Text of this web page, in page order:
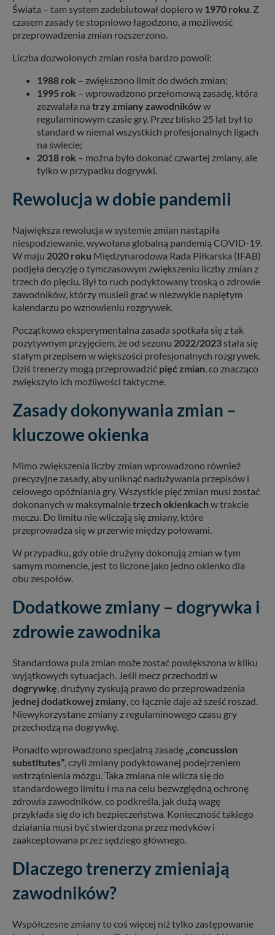
Świata – tam system zadebiutował dopiero w 1970 roku. Z
czasem zasady te stopniowo łagodzono, a możliwość
przeprowadzenia zmian rozszerzono.
Liczba dozwolonych zmian rosła bardzo powoli:
1988 rok – zwiększono limit do dwóch zmian;
1995 rok – wprowadzono przełomową zasadę, która
zezwalała na trzy zmiany zawodnikóww
regulaminowym czasie gry. Przez blisko 25 lat był to
standard w niemal wszystkich profesjonalnych ligach
na świecie;
2018 rok – można było dokonać czwartej zmiany, ale
tylko w przypadku dogrywki.
Rewolucja w dobie pandemii
Największa rewolucja w systemie zmian nastąpiła
niespodziewanie, wywołana globalną pandemią COVID-19.
W maju 2020 roku Międzynarodowa Rada Piłkarska (IFAB)
podjęła decyzję o tymczasowym zwiększeniu liczby zmian z
trzech do pięciu. Był to ruch podyktowany troską o zdrowie
zawodników, którzy musieli grać w niezwykle napiętym
kalendarzu po wznowieniu rozgrywek.
Początkowo eksperymentalna zasada spotkała się z tak
pozytywnym przyjęciem, że od sezonu 2022/2023 stała się
stałym przepisem w większości profesjonalnych rozgrywek.
Dziś trenerzy mogą przeprowadzić pięć zmian, co znacząco
zwiększyło ich możliwości taktyczne.
Zasady dokonywania zmian –
kluczowe okienka
Mimo zwiększenia liczby zmian wprowadzono również
precyzyjne zasady, aby uniknąć nadużywania przepisów i
celowego opóźniania gry. Wszystkie pięć zmian musi zostać
dokonanych w maksymalnietrzech okienkach w trakcie
meczu. Do limitu nie wliczają się zmiany, które
przeprowadza się w przerwie między połowami.
W przypadku, gdy obie drużyny dokonują zmian w tym
samym momencie, jest to liczone jako jedno okienko dla
obu zespołów.
Dodatkowe zmiany – dogrywka i
zdrowie zawodnika
Standardowa pula zmian może zostać powiększona w kilku
wyjątkowych sytuacjach. Jeśli mecz przechodzi w
dogrywkę, drużyny zyskują prawo do przeprowadzenia
jednej dodatkowej zmiany, co łącznie daje aż sześć roszad.
Niewykorzystane zmiany z regulaminowego czasu gry
przechodzą na dogrywkę.
Ponadto wprowadzono specjalną zasadę „concussion
substitutes”, czyli zmiany podyktowanej podejrzeniem
wstrząśnienia mózgu. Taka zmiana nie wlicza się do
standardowego limitu i ma na celu bezwzględną ochronę
zdrowia zawodników, co podkreśla, jak dużą wagę
przykłada się do ich bezpieczeństwa. Konieczność takiego
działania musi być stwierdzona przez medyków i
zaakceptowana przez sędziego głównego.
Dlaczego trenerzy zmieniają
zawodników?
Współczesne zmiany to coś więcej niż tylko zastępowanie